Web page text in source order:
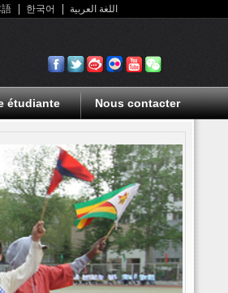
語 한국어 اللغة العربية
étudiante Nous contacter